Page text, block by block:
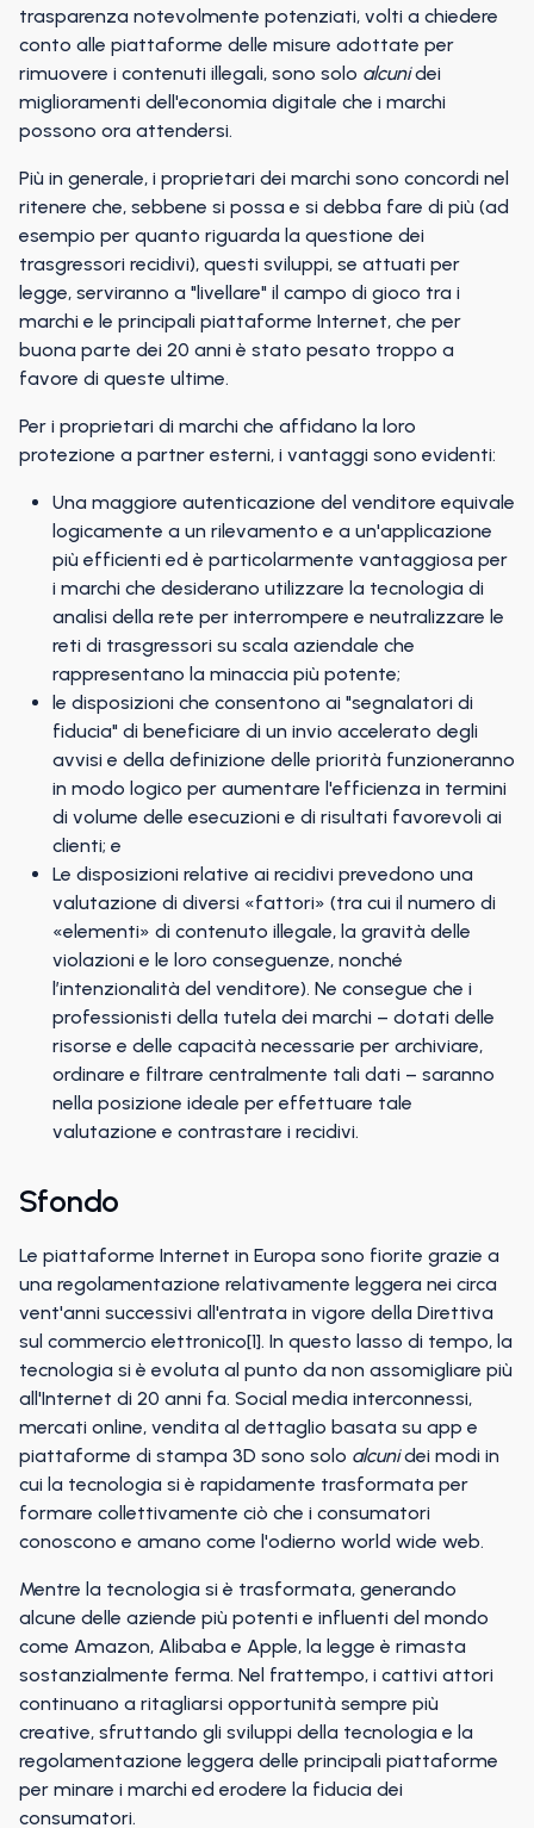
trasparenza notevolmente potenziati, volti a chiedere
conto alle piattaforme delle misure adottate per
rimuovere i contenuti illegali, sono solo alcunidei
miglioramenti dell'economia digitale che i marchi
possono ora attendersi.
Più in generale, i proprietari dei marchi sono concordi nel
ritenere che, sebbene si possa e si debba fare di più (ad
esempio per quanto riguarda la questione dei
trasgressori recidivi), questi sviluppi, se attuati per
legge, serviranno a "livellare" il campo di gioco tra i
marchi e le principali piattaforme Internet, che per
buona parte dei 20 anni è stato pesato troppo a
favore di queste ultime.
Per i proprietari di marchi che affidano la loro
protezione a partner esterni, i vantaggi sono evidenti:
Una maggiore autenticazione del venditore equivale
logicamente a un rilevamento e a un'applicazione
più efficienti ed è particolarmente vantaggiosa per
i marchi che desiderano utilizzare la tecnologia di
analisi della rete per interrompere e neutralizzare le
reti di trasgressori su scala aziendale che
rappresentano la minaccia più potente;
le disposizioni che consentono ai "segnalatori di
fiducia" di beneficiare di un invio accelerato degli
avvisi e della definizione delle priorità funzioneranno
in modo logico per aumentare l'efficienza in termini
di volume delle esecuzioni e di risultati favorevoli ai
clienti; e
Le disposizioni relative ai recidivi prevedono una
valutazione di diversi «fattori» (tra cui il numero di
«elementi» di contenuto illegale, la gravità delle
violazioni e le loro conseguenze, nonché
l’intenzionalità del venditore). Ne consegue che i
professionisti della tutela dei marchi – dotati delle
risorse e delle capacità necessarie per archiviare,
ordinare e filtrare centralmente tali dati – saranno
nella posizione ideale per effettuare tale
valutazione e contrastare i recidivi.
Sfondo
Le piattaforme Internet in Europa sono fiorite grazie a
una regolamentazione relativamente leggera nei circa
vent'anni successivi all'entrata in vigore della Direttiva
sul commercio elettronico[1]. In questo lasso di tempo, la
tecnologia si è evoluta al punto da non assomigliare più
all'Internet di 20 anni fa. Social media interconnessi,
mercati online, vendita al dettaglio basata su app e
piattaforme di stampa 3D sono solo alcunidei modi in
cui la tecnologia si è rapidamente trasformata per
formare collettivamente ciò che i consumatori
conoscono e amano come l'odierno world wide web.
Mentre la tecnologia si è trasformata, generando
alcune delle aziende più potenti e influenti del mondo
come Amazon, Alibaba e Apple, la legge è rimasta
sostanzialmente ferma. Nel frattempo, i cattivi attori
continuano a ritagliarsi opportunità sempre più
creative, sfruttando gli sviluppi della tecnologia e la
regolamentazione leggera delle principali piattaforme
per minare i marchi ed erodere la fiducia dei
consumatori.